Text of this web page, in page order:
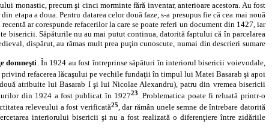
monastic, precum şi cinci morminte fără inventar, anterioare acestora. Au fost
a doua. Pentru datarea celor două faze, s‑a presupus fie că cea mai nouă
ar corespunde refacerilor la care se poate referi un document din 1427, iar
bisericii. Săpăturile nu au mai putut continua, datorită faptului că în parcelarea
dispărut, au rămas mult prea puţin cunoscute, numai din descrieri sumare
domneşti. În 1924 au fost întreprinse săpături în interiorul bisericii voievodale,
privind refacerea lăcaşului pe vechile fundaţii în timpul lui Matei Basarab şi apoi
atribuite lui Basarab I şi lui Nicolae Alexandru), patru din vremea bisericii
din 1924 a fost publicat în 192723. Problematica poate fi reluată printr-o
releveului a fost verificată25, dar rămân unele semne de întrebare datorită
interiorului bisericii şi nu a fost realizată o diferenţiere între zidăriile